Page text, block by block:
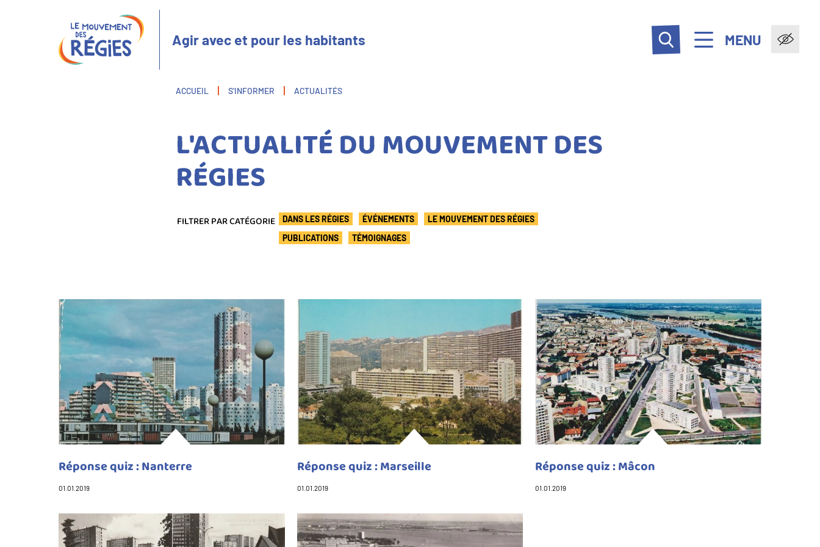
Agir avec et pour les habitants MENU
Fil
ACCUEIL S'INFORMER ACTUALITÉS
L'ACTUALITÉ DU MOUVEMENT DES
RÉGIES
FILTRER PAR CATÉGORIE DANS LES RÉGIES ÉVÉNEMENTS
LE MOUVEMENT DES RÉGIES
PUBLICATIONS
TÉMOIGNAGES
Réponse quiz : Nanterre
01.01.2019
Réponse quiz : Marseille
01.01.2019
Réponse quiz : Mâcon
01.01.2019